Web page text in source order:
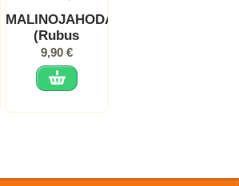
MALINOJAHODA
(Rubus
illecebrosus),
kont.
9,90 €